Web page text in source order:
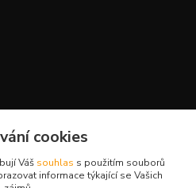
cookies
Váš souhlas s použitím souborů
informace týkající se Vašich